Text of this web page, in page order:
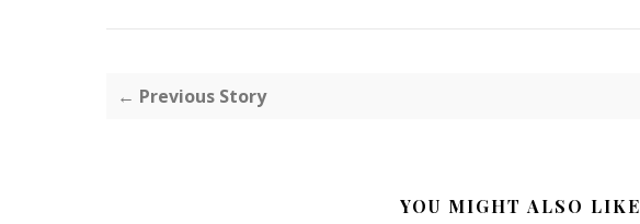
← Previous Story
YOU MIGHT ALSO LIKE